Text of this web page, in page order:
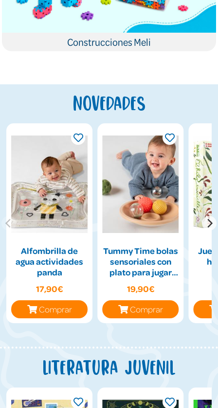
Construcciones Meli
Novedades
Alfombrilla de
agua actividades
panda
17,90€
Comprar
Tummy Time bolas
sensoriales con
plato para jugar
19,90€
Comprar
Literatura juvenil